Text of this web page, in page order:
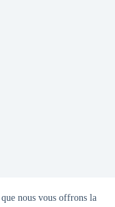
nous vous offrons la